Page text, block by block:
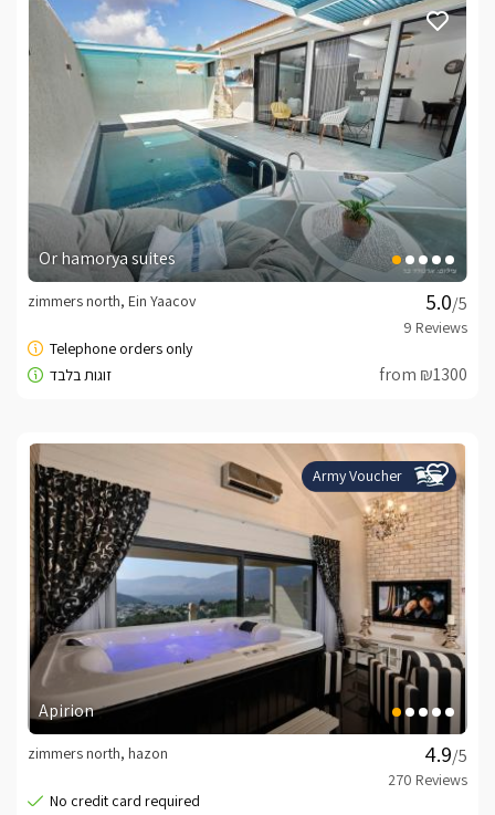
Or hamorya suites
/5
zimmers north, Ein Yaacov
from ₪1300
Army Voucher
Apirion
/5
zimmers north, hazon